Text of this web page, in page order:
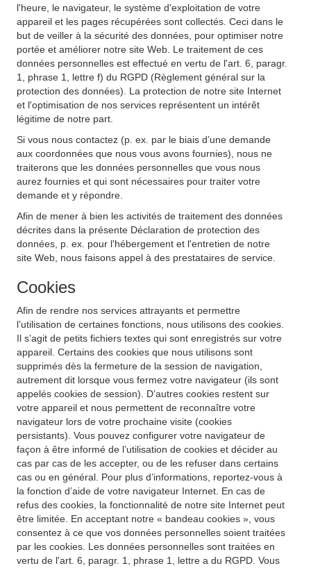
l'heure, le navigateur, le système d'exploitation de votre
appareil et les pages récupérées sont collectés. Ceci dans le
but de veiller à la sécurité des données, pour optimiser notre
portée et améliorer notre site Web. Le traitement de ces
données personnelles est effectué en vertu de l'art. 6, paragr.
1, phrase 1, lettre f) du RGPD (Règlement général sur la
protection des données). La protection de notre site Internet
et l'optimisation de nos services représentent un intérêt
légitime de notre part.
Si vous nous contactez (p. ex. par le biais d’une demande
aux coordonnées que nous vous avons fournies), nous ne
traiterons que les données personnelles que vous nous
aurez fournies et qui sont nécessaires pour traiter votre
demande et y répondre.
Afin de mener à bien les activités de traitement des données
décrites dans la présente Déclaration de protection des
données, p. ex. pour l'hébergement et l'entretien de notre
site Web, nous faisons appel à des prestataires de service.
Cookies
Afin de rendre nos services attrayants et permettre
l’utilisation de certaines fonctions, nous utilisons des cookies.
Il s’agit de petits fichiers textes qui sont enregistrés sur votre
appareil. Certains des cookies que nous utilisons sont
supprimés dès la fermeture de la session de navigation,
autrement dit lorsque vous fermez votre navigateur (ils sont
appelés cookies de session). D’autres cookies restent sur
votre appareil et nous permettent de reconnaître votre
navigateur lors de votre prochaine visite (cookies
persistants). Vous pouvez configurer votre navigateur de
façon à être informé de l’utilisation de cookies et décider au
cas par cas de les accepter, ou de les refuser dans certains
cas ou en général. Pour plus d’informations, reportez-vous à
la fonction d’aide de votre navigateur Internet. En cas de
refus des cookies, la fonctionnalité de notre site Internet peut
être limitée. En acceptant notre « bandeau cookies », vous
consentez à ce que vos données personnelles soient traitées
par les cookies. Les données personnelles sont traitées en
vertu de l'art. 6, paragr. 1, phrase 1, lettre a du RGPD. Vous